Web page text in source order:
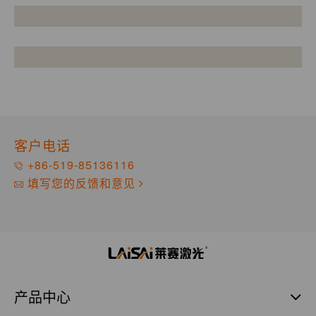
客户电话
+86-519-85136116
填写您的反馈和意见
产品中心